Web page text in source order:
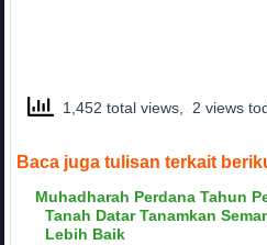
1,452 total views, 2 views
Baca juga tulisan terkait
Muhadharah Perdana Tahun
Tanah Datar Tanamkan
Lebih Baik